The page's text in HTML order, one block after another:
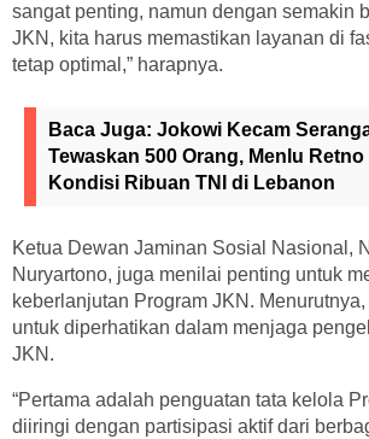
sangat penting, namun dengan semakin
JKN, kita harus memastikan layanan di
tetap optimal,” harapnya.
Baca Juga: Jokowi Kecam
Tewaskan 500 Orang, Menlu
Kondisi Ribuan TNI di Lebanon
Ketua Dewan Jaminan Sosial Nasional,
Nuryartono, juga menilai penting untuk
keberlanjutan Program JKN.
untuk diperhatikan dalam menjaga
JKN.
“Pertama adalah penguatan tata kelola
diiringi dengan partisipasi aktif dari